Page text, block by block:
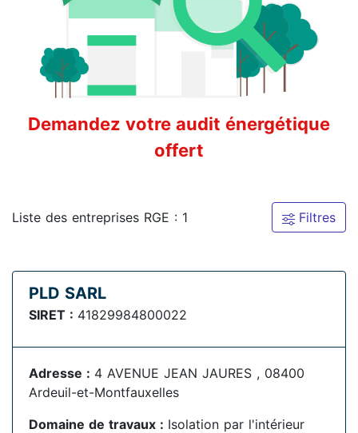
Demandez votre audit énergétique
offert
Liste des entreprises RGE : 1 Filtres
PLD SARL
SIRET : 41829984800022
Adresse : 4 AVENUE JEAN JAURES , 08400
Ardeuil-et-Montfauxelles
Domaine de travaux : Isolation par l'intérieur